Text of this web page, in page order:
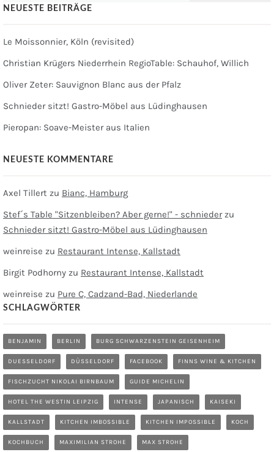
NEUESTE BEITRÄGE
Le Moissonnier, Köln (revisited)
Christian Krügers Niederrhein RegioTable: Schauhof, Willich
Oliver Zeter: Sauvignon Blanc aus der Pfalz
Schnieder sitzt! Gastro-Möbel aus Lüdinghausen
Pieropan: Soave-Meister aus Italien
NEUESTE KOMMENTARE
Axel Tillert zu Bianc, Hamburg
Stef´s Table "Sitzenbleiben? Aber gerne!" - schniederzu
Schnieder sitzt! Gastro-Möbel aus Lüdinghausen
weinreise zu Restaurant Intense, Kallstadt
Birgit Podhorny zu Restaurant Intense, Kallstadt
weinreise zu Pure C, Cadzand-Bad, Niederlande
SCHLAGWÖRTER
BENJAMIN BERLIN BURG SCHWARZENSTEIN GEISENHEIM
DUESSELDORF DÜSSELDORF FACEBOOK FINNS WINE & KITCHEN
FISCHZUCHT NIKOLAI BIRNBAUM GUIDE MICHELIN
HOTEL THE WESTIN LEIPZIG INTENSE JAPANISCH KAISEKI
KALLSTADT KITCHEN IMBOSSIBLE KITCHEN IMPOSSIBLE KOCH
KOCHBUCH MAXIMILIAN STROHE MAX STROHE